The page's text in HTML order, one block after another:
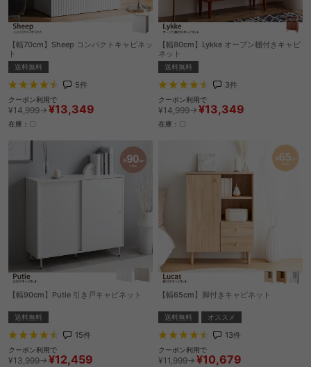
【幅70cm】Sheep コンパクトキャビネッ
ト
送料無料
5件
クーポン利用で
¥14,999→ ¥13,349
在庫：〇
【幅80cm】Lykke オープン棚付きキャビ
ネット
送料無料
3件
クーポン利用で
¥14,999→ ¥13,349
在庫：〇
【幅90cm】Putie 引き戸キャビネット
送料無料
15件
クーポン利用で
¥13,999→ ¥12,459
【幅65cm】脚付きキャビネット
送料無料 オススメ
13件
クーポン利用で
¥11,999→ ¥10,679